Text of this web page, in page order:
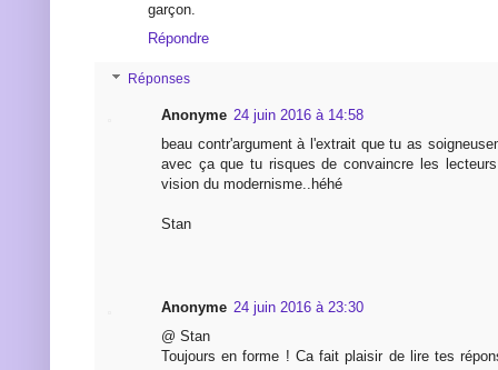
garçon.
Répondre
Réponses
Anonyme 24 juin 2016 à 14:58
beau contr'argument à l'extrait que tu as
avec ça que tu risques de convaincre les
vision du modernisme..héhé
Stan
Anonyme 24 juin 2016 à 23:30
@ Stan
Toujours en forme ! Ca fait plaisir de lire tes